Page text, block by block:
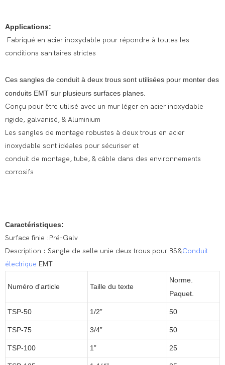
Applications:
Fabriqué en acier inoxydable pour répondre à toutes les
conditions sanitaires strictes
Ces sangles de conduit à deux trous sont utilisées pour monter des
conduits EMT sur plusieurs surfaces planes.
Conçu pour être utilisé avec un mur léger en acier inoxydable
rigide, galvanisé, & Aluminium
Les sangles de montage robustes à deux trous en acier
inoxydable sont idéales pour sécuriser et
conduit de montage, tube, & câble dans des environnements
corrosifs
Caractéristiques:
Surface finie :Pré-Galv
Description : Sangle de selle unie deux trous pour BS&Conduit
électrique EMT
Numéro d'article Taille du texte
Norme.
Paquet.
TSP-50 1/2” 50
TSP-75 3/4” 50
TSP-100 1” 25